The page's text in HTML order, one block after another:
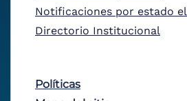
Notificaciones por estado
Directorio Institucional
Políticas